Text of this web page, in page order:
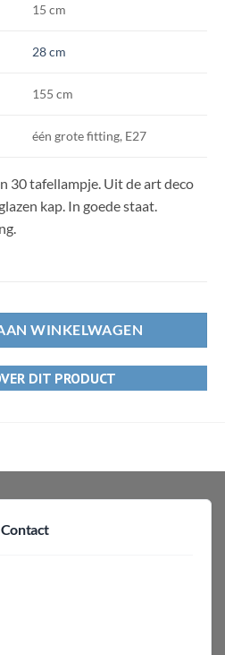
15 cm
28 cm
155 cm
één grote fitting, E27
30 tafellampje. Uit de art deco
kap. In goede staat.
WINKELWAGEN
DIT PRODUCT
Contact